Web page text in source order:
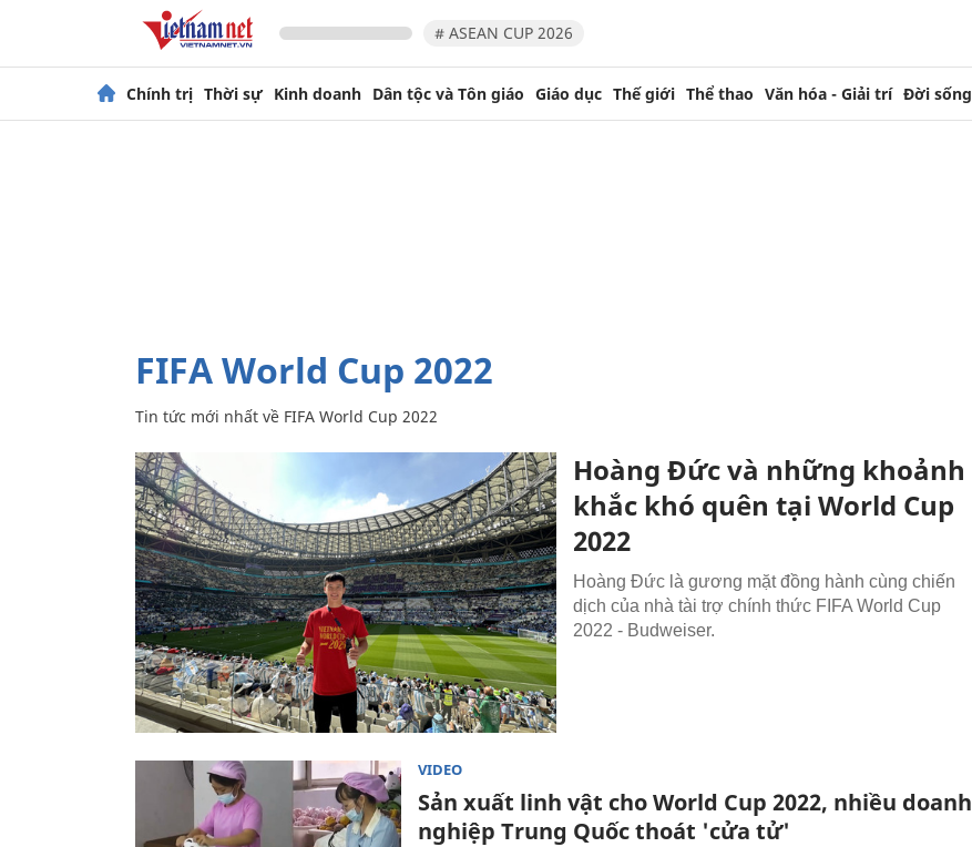
# ASEAN CUP 2026
Chính trị Thời sự Kinh doanh Dân tộc và Tôn giáo Giáo dục Thế giới Thể thao Văn hóa - Giải trí Đời sống
FIFA World Cup 2022
Tin tức mới nhất về FIFA World Cup 2022
Hoàng Đức và những khoảnh
khắc khó quên tại World Cup
2022
Hoàng Đức là gương mặt đồng hành cùng chiến
dịch của nhà tài trợ chính thức FIFA World Cup
2022 - Budweiser.
VIDEO
Sản xuất linh vật cho World Cup 2022, nhiều doanh
nghiệp Trung Quốc thoát 'cửa tử'